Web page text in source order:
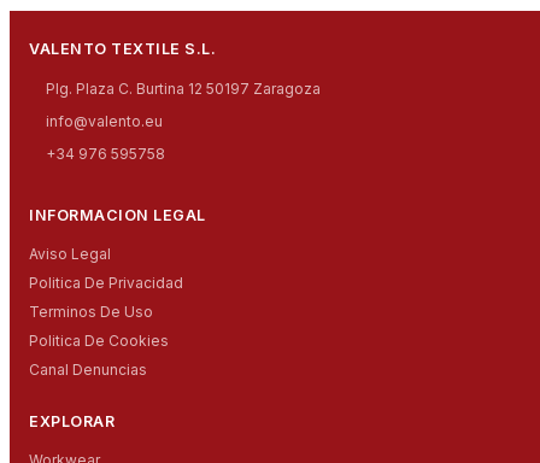
VALENTO TEXTILE S.L.
Plg. Plaza C. Burtina 12 50197 Zaragoza
info@valento.eu
+34 976 595758
INFORMACION LEGAL
Aviso Legal
Politica De Privacidad
Terminos De Uso
Politica De Cookies
Canal Denuncias
EXPLORAR